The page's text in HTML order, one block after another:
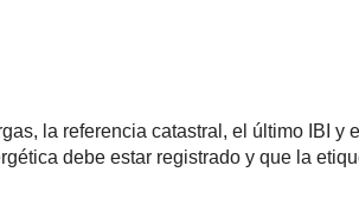
la referencia catastral, el último IBI y
debe estar registrado y que la